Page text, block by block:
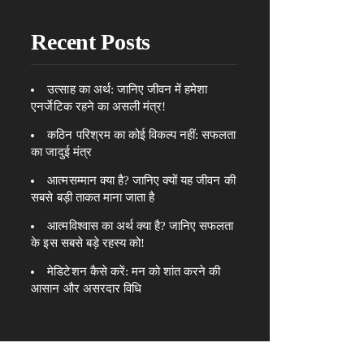
Recent Posts
उत्साह का अर्थ: जानिए जीवन में हमेशा
एनर्जेटिक रहने का असली मंत्र!
कठिन परिश्रम का कोई विकल्प नहीं: सफलता
का जादुई मंत्र
आत्मसम्मान क्या है? जानिए क्यों यह जीवन की
सबसे बड़ी ताकत माना जाता है
आत्मविश्वास का अर्थ क्या है? जानिए सफलता
के इस सबसे बड़े रहस्य को!
मेडिटेशन कैसे करें: मन को शांत करने की
आसान और असरदार विधि